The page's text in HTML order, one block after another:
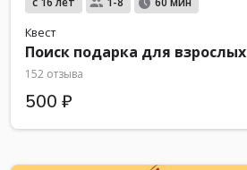
Квест
Поиск подарка для взрослых
152 отзыва
500 ₽